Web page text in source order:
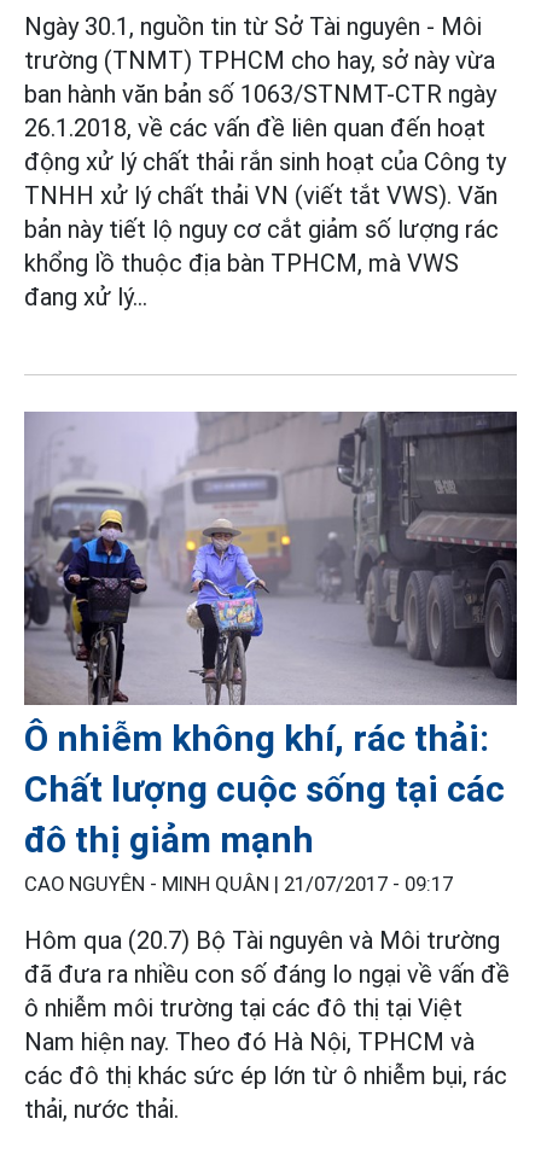
Ngày 30.1, nguồn tin từ Sở Tài nguyên - Môi
trường (TNMT) TPHCM cho hay, sở này vừa
ban hành văn bản số 1063/STNMT-CTR ngày
26.1.2018, về các vấn đề liên quan đến hoạt
động xử lý chất thải rắn sinh hoạt của Công ty
TNHH xử lý chất thải VN (viết tắt VWS). Văn
bản này tiết lộ nguy cơ cắt giảm số lượng rác
khổng lồ thuộc địa bàn TPHCM, mà VWS
đang xử lý...
Ô nhiễm không khí, rác thải:
Chất lượng cuộc sống tại các
đô thị giảm mạnh
CAO NGUYÊN - MINH QUÂN | 21/07/2017 - 09:17
Hôm qua (20.7) Bộ Tài nguyên và Môi trường
đã đưa ra nhiều con số đáng lo ngại về vấn đề
ô nhiễm môi trường tại các đô thị tại Việt
Nam hiện nay. Theo đó Hà Nội, TPHCM và
các đô thị khác sức ép lớn từ ô nhiễm bụi, rác
thải, nước thải.